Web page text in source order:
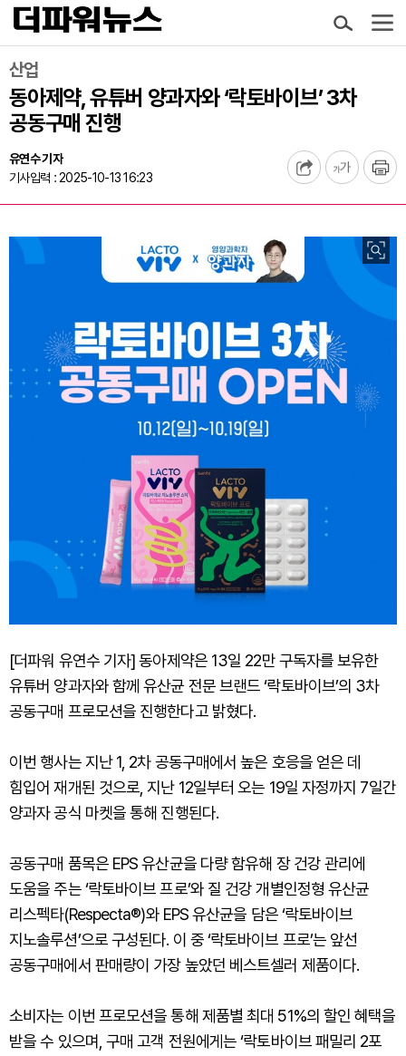
산업
동아제약, 유튜버 양과자와 ‘락토바이브’ 3차
공동구매 진행
유연수 기자
기사입력 : 2025-10-13 16:23
[더파워 유연수 기자] 동아제약은 13일 22만 구독자를 보유한
유튜버 양과자와 함께 유산균 전문 브랜드 ‘락토바이브’의 3차
공동구매 프로모션을 진행한다고 밝혔다.
이번 행사는 지난 1, 2차 공동구매에서 높은 호응을 얻은 데
힘입어 재개된 것으로, 지난 12일부터 오는 19일 자정까지 7일간
양과자 공식 마켓을 통해 진행된다.
공동구매 품목은 EPS 유산균을 다량 함유해 장 건강 관리에
도움을 주는 ‘락토바이브 프로’와 질 건강 개별인정형 유산균
리스펙타(Respecta®)와 EPS 유산균을 담은 ‘락토바이브
지노솔루션’으로 구성된다. 이 중 ‘락토바이브 프로’는 앞선
공동구매에서 판매량이 가장 높았던 베스트셀러 제품이다.
소비자는 이번 프로모션을 통해 제품별 최대 51%의 할인 혜택을
받을 수 있으며, 구매 고객 전원에게는 ‘락토바이브 패밀리 2포